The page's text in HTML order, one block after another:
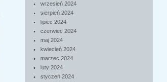
wrzesień 2024
sierpień 2024
lipiec 2024
czerwiec 2024
maj 2024
kwiecień 2024
marzec 2024
luty 2024
styczeń 2024